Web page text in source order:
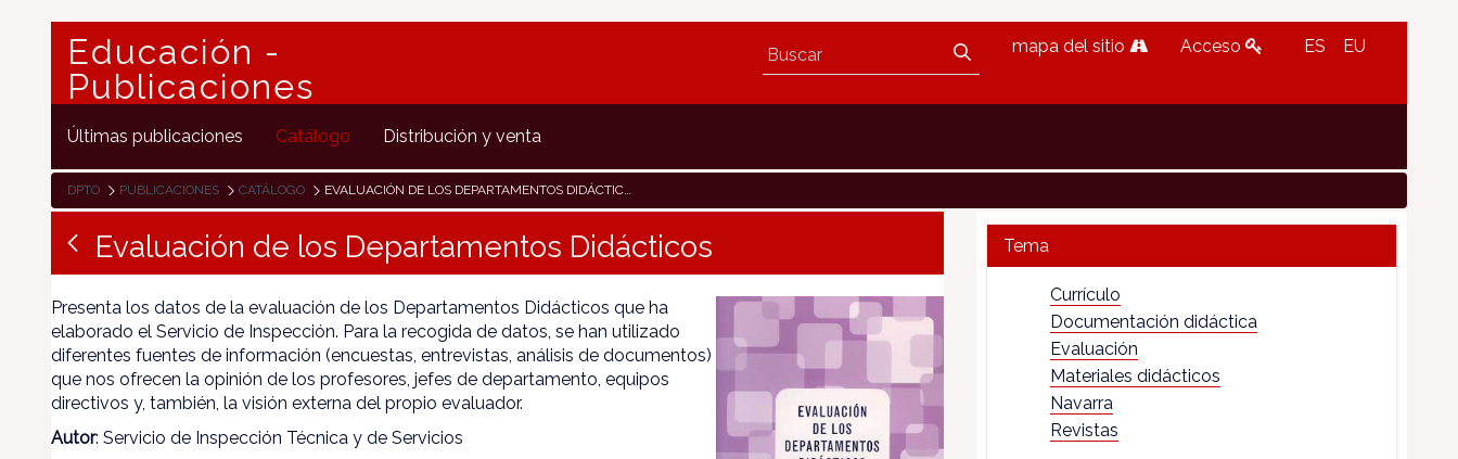
Educación -
Publicaciones
mapa del sitio Acceso ES EU
Últimas publicaciones Catálogo Distribución y venta
DPTO PUBLICACIONES CATÁLOGO EVALUACIÓN DE LOS DEPARTAMENTOS DIDÁCTICOS
Evaluación de los Departamentos Didácticos
Presenta los datos de la evaluación de los Departamentos Didácticos que ha
elaborado el Servicio de Inspección. Para la recogida de datos, se han utilizado
diferentes fuentes de información (encuestas, entrevistas, análisis de documentos)
que nos ofrecen la opinión de los profesores, jefes de departamento, equipos
directivos y, también, la visión externa del propio evaluador.
Autor: Servicio de Inspección Técnica y de Servicios
Tema
Currículo
Documentación didáctica
Evaluación
Materiales didácticos
Navarra
Revistas